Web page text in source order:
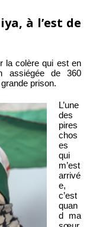
à l’est de
la colère qui est en
assiégée de 360
prison.
L’une
des
pires
chos
es
qui
m’est
arrivé
e,
c’est
quan
d ma